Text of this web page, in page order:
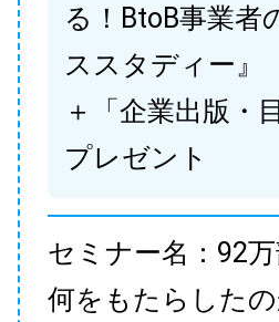
る！BtoB事業者
ススタディー』
＋「企業出版・
プレゼント
セミナー名：92
何をもたらしたの